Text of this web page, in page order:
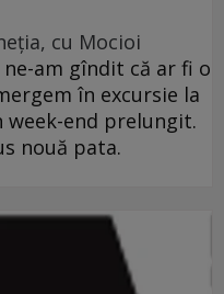
cu Mocioi
am gîndit că ar fi o
în excursie la
week-end prelungit.
nouă pata.